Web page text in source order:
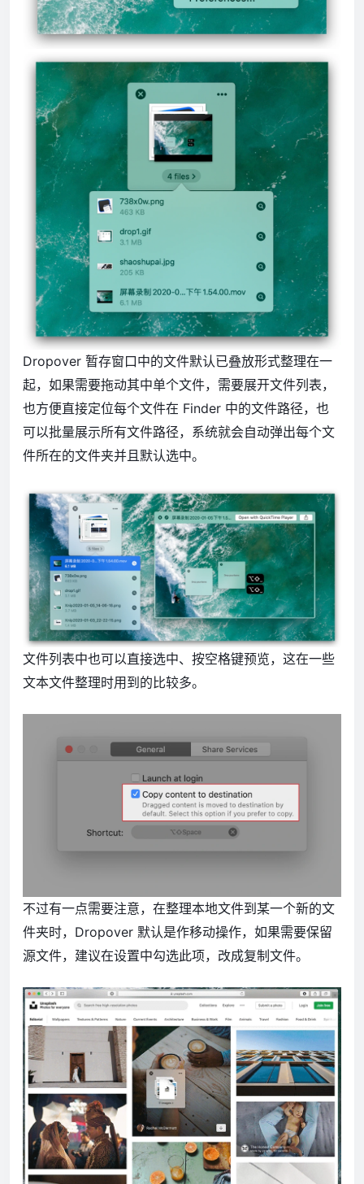
Dropover 暂存窗口中的文件默认已叠放形式整理在一
起，如果需要拖动其中单个文件，需要展开文件列表，
也方便直接定位每个文件在 Finder 中的文件路径，也
可以批量展示所有文件路径，系统就会自动弹出每个文
件所在的文件夹并且默认选中。
文件列表中也可以直接选中、按空格键预览，这在一些
文本文件整理时用到的比较多。
不过有一点需要注意，在整理本地文件到某一个新的文
件夹时，Dropover 默认是作移动操作，如果需要保留
源文件，建议在设置中勾选此项，改成复制文件。